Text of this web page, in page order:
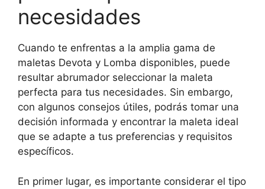
necesidades
Cuando te enfrentas a la amplia gama de
maletas Devota y Lomba disponibles, puede
resultar abrumador seleccionar la maleta
perfecta para tus necesidades. Sin embargo,
con algunos consejos útiles, podrás tomar una
decisión informada y encontrar la maleta ideal
que se adapte a tus preferencias y requisitos
específicos.
En primer lugar, es importante considerar el tipo